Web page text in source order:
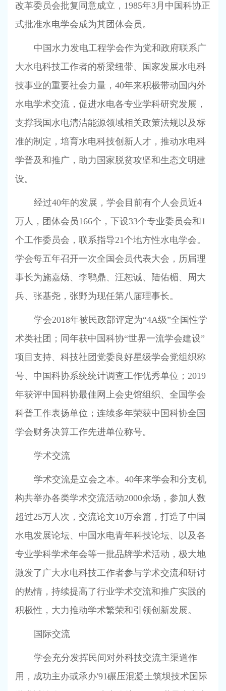
改革委员会批复同意成立， 1985年3月中国科协正
式批准水电学会成为其团体会员。
中国水力发电工程学会作为党和政府联系广
大水电科技工作者的桥梁纽带、国家发展水电科
技事业的重要社会力量， 40年来积极带动国内外
水电学术交流，促进水电各专业学科研究发展，
支撑我国水电清洁能源领域相关政策法规以及标
准的制定，培育水电科技创新人才，推动水电科
学普及和推广，助力国家脱贫攻坚和生态文明建
设。
经过40年的发展，学会目前有个人会员近4
万人，团体会员166个，下设33个专业委员会和1
个工作委员会，联系指导21个地方性水电学会。
学会每五年召开一次全国会员代表大会，历届理
事长为施嘉炀、李鹗鼎、汪恕诚、陆佑楣、周大
兵、张基尧，张野为现任第八届理事长。
学会2018年被民政部评定为“4A级”全国性学
术类社团；同年获中国科协“世界一流学会建设”
项目支持、科技社团党委良好星级学会党组织称
号、中国科协系统统计调查工作优秀单位； 2019
年获评中国科协最佳网上会史馆组织、全国学会
科普工作表扬单位；连续多年荣获中国科协全国
学会财务决算工作先进单位称号。
学术交流
学术交流是立会之本。40年来学会和分支机
构共举办各类学术交流活动2000余场，参加人数
超过25万人次，交流论文10万余篇，打造了中国
水电发展论坛、中国水电青年科技论坛、以及各
专业学科学术年会等一批品牌学术活动，极大地
激发了广大水电科技工作者参与学术交流和研讨
的热情，持续提高了行业学术交流和推广实践的
积极性，大力推动学术繁荣和引领创新发展。
国际交流
学会充分发挥民间对外科技交流主渠道作
用，成功主办或承办'91碾压混凝土筑坝技术国际